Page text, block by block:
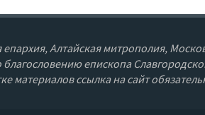
епархия, Алтайская митрополия,
благословению епископа
материалов ссылка на сайт